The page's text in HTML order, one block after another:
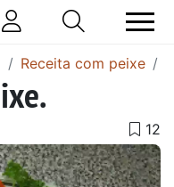
Receita com peixe